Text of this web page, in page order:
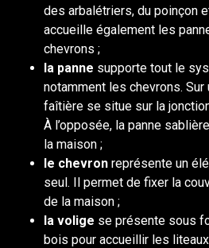
des arbalétriers, du poinçon
accueille également les
chevrons ;
la panne supporte tout le
notamment les chevrons. Sur
faîtière se situe sur la
À l’opposée, la panne
la maison ;
le chevron représente un
seul. Il permet de fixer la
de la maison ;
la volige se présente sous
bois pour accueillir les